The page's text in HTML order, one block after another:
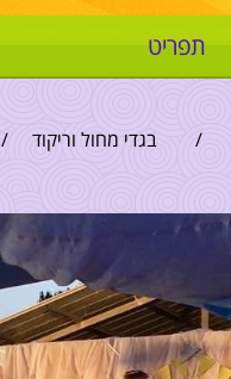
תפריט
/ בגדי מחול וריקוד /